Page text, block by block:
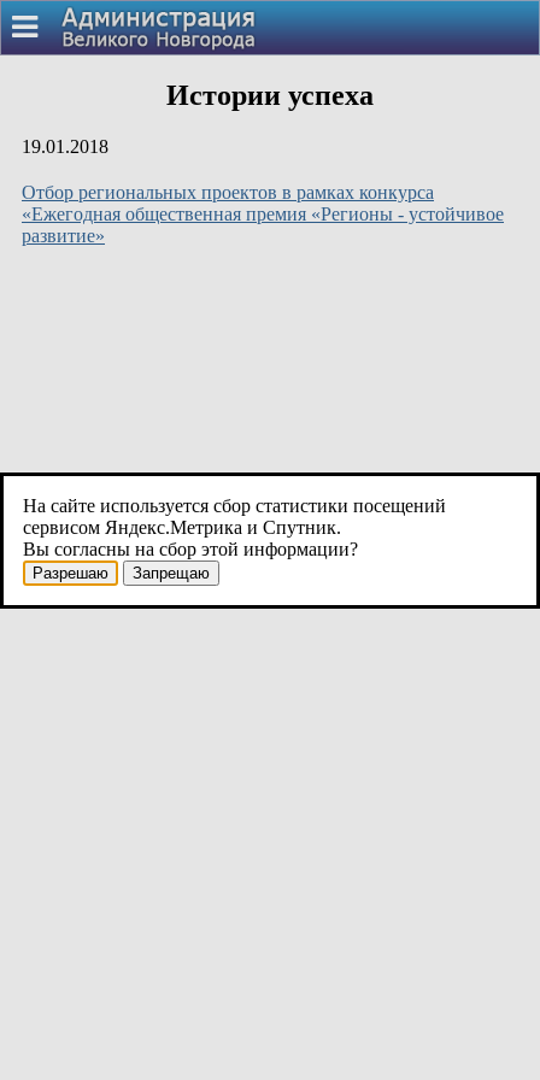
Истории успеха
19.01.2018
Отбор региональных проектов в рамках конкурса
«Ежегодная общественная премия «Регионы - устойчивое
развитие»
На сайте используется сбор статистики посещений
сервисом Яндекс.Метрика и Спутник.
Вы согласны на сбор этой информации?
Разрешаю Запрещаю